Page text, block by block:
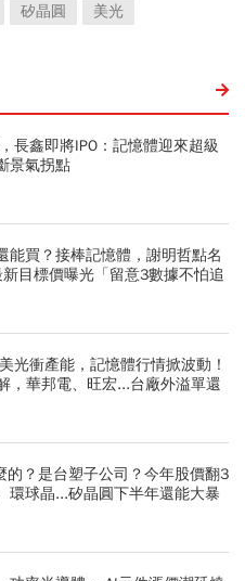
矽晶圓 美光
長鑫即將IPO：記憶體迎來超級
景氣拐點
能買？接棒記憶體，謝明哲點名
目標價曝光「留意3數據不怕追
光衝產能，記憶體行情掀波動！
，華邦電、旺宏...台廠外溢單還
的？是台塑子公司？今年股價翻3
環球晶...矽晶圓下半年還能大暴